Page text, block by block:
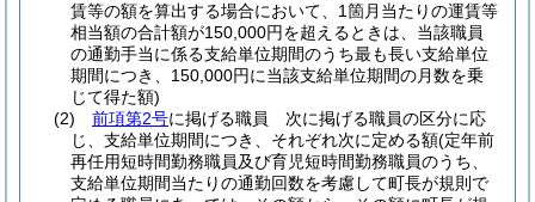
賃等の額を算出する場合において、1箇月当たりの運賃等
相当額の合計額が150,000円を超えるときは、当該職員
の通勤手当に係る支給単位期間のうち最も長い支給単位
期間につき、150,000円に当該支給単位期間の月数を乗
じて得た額)
(2)
前項第2号に掲げる職員 次に掲げる職員の区分に応
じ、支給単位期間につき、それぞれ次に定める額(定年前
再任用短時間勤務職員及び育児短時間勤務職員のうち、
支給単位期間当たりの通勤回数を考慮して町長が規則で